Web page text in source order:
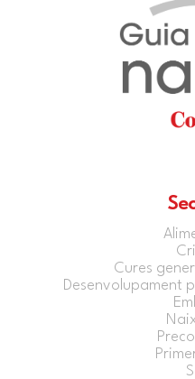
Cures
Desenvolupament